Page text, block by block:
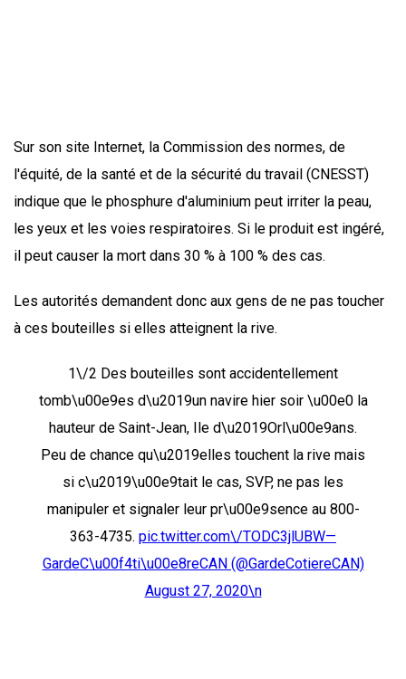
Sur son site Internet, la Commission des normes, de
l'équité, de la santé et de la sécurité du travail (CNESST)
indique que le phosphure d'aluminium peut irriter la peau,
les yeux et les voies respiratoires. Si le produit est ingéré,
il peut causer la mort dans 30 % à 100 % des cas.
Les autorités demandent donc aux gens de ne pas toucher
à ces bouteilles si elles atteignent la rive.
1\/2 Des bouteilles sont accidentellement
tomb\u00e9es d\u2019un navire hier soir \u00e0 la
hauteur de Saint-Jean, Ile d\u2019Orl\u00e9ans.
Peu de chance qu\u2019elles touchent la rive mais
si c\u2019\u00e9tait le cas, SVP, ne pas les
manipuler et signaler leur pr\u00e9sence au 800-
363-4735. pic.twitter.com\/TODC3jlUBW—
GardeC\u00f4ti\u00e8reCAN (@GardeCotiereCAN)
August 27, 2020\n